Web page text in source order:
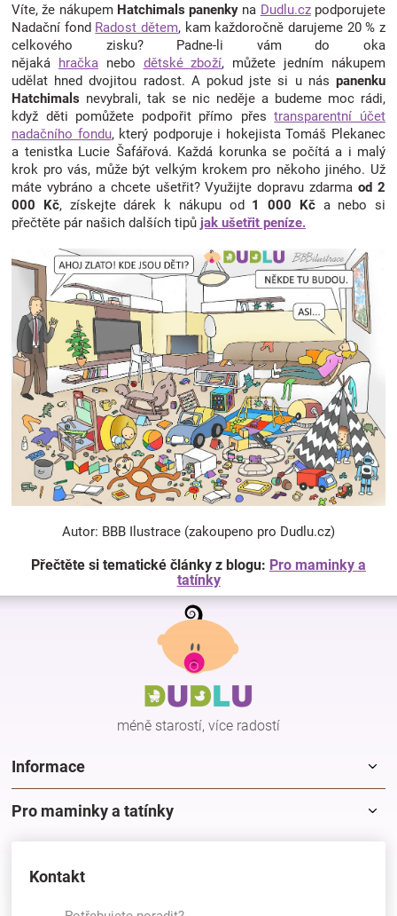
Víte, že nákupem Hatchimals panenky na Dudlu.czpodporujete
Nadační fond Radost dětem, kam každoročně darujeme 20 % z
celkového zisku? Padne-li vám do oka
nějaká hračka nebo dětské zboží, můžete jedním nákupem
udělat hned dvojitou radost. A pokud jste si u nás panenku
Hatchimals nevybrali, tak se nic neděje a budeme moc rádi,
když děti pomůžete podpořit přímo přestransparentní účet
nadačního fondu, který podporuje i hokejista Tomáš Plekanec
a tenistka Lucie Šafářová. Každá korunka se počítá a i malý
krok pro vás, může být velkým krokem pro někoho jiného. Už
máte vybráno a chcete ušetřit? Využijte dopravu zdarmaod 2
000 Kč, získejte dárek k nákupu od 1 000 Kča nebo si
přečtěte pár našich dalších tipů jak ušetřit peníze.
Autor: BBB Ilustrace (zakoupeno pro Dudlu.cz)
Přečtěte si tematické články z blogu: Pro maminky a
tatínky
Z
méně starostí, více radostí
Informace
Pro maminky a tatínky
Kontakt